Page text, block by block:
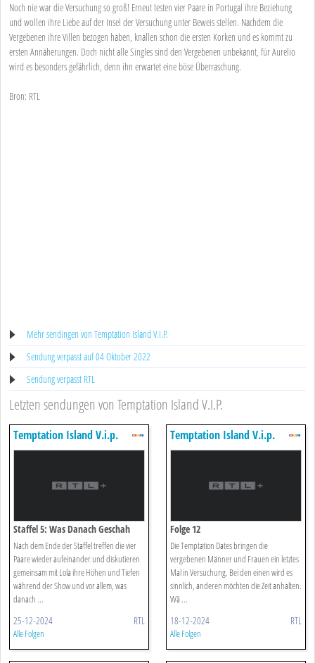
Noch nie war die Versuchung so groß! Erneut testen vier Paare in Portugal ihre Beziehung
und wollen ihre Liebe auf der Insel der Versuchung unter Beweis stellen. Nachdem die
Vergebenen ihre Villen bezogen haben, knallen schon die ersten Korken und es kommt zu
ersten Annäherungen. Doch nicht alle Singles sind den Vergebenen unbekannt, für Aurelio
wird es besonders gefährlich, denn ihn erwartet eine böse Überraschung.
Bron: RTL
Mehr sendingen von Temptation Island V.I.P.
Sendung verpasst auf 04 Oktober 2022
Sendung verpasst RTL
Letzten sendungen von Temptation Island V.I.P.
Temptation Island V.i.p.
Staffel 5: Was Danach Geschah
Nach dem Ende der Staffel treffen die vier
Paare wieder aufeinander und diskutieren
gemeinsam mit Lola ihre Höhen und Tiefen
während der Show und vor allem, was
danach ...
25-12-2024 RTL
Alle Folgen
Temptation Island V.i.p.
Folge 12
Die Temptation Dates bringen die
vergebenen Männer und Frauen ein letztes
Mal in Versuchung. Bei den einen wird es
sinnlich, anderen möchten die Zeit anhalten.
Wä ...
18-12-2024 RTL
Alle Folgen